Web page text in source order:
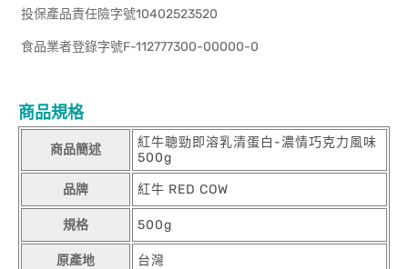
投保產品責任險字號10402523520
食品業者登錄字號F-112777300-00000-0
商品規格
商品簡述
紅牛聰勁即溶乳清蛋白-濃情巧克力風味
500g
品牌 紅牛 RED COW
規格 500g
原產地 台灣